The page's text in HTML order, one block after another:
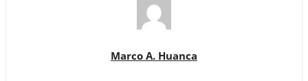
Marco A. Huanca